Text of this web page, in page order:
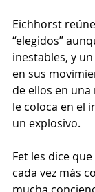
Eichhorst
“elegidos”
inestables, y
en sus
de ellos en una
le coloca en el
un explosivo.
Fet les dice
cada vez más